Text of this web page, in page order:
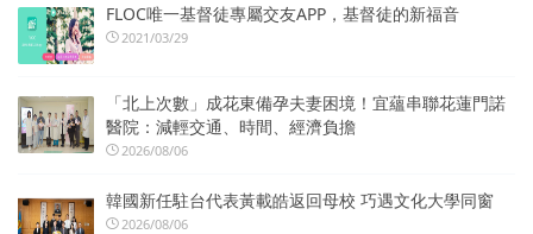
FLOC唯一基督徒專屬交友APP，基督徒的新福音
2021/03/29
「北上次數」成花東備孕夫妻困境！宜蘊串聯花蓮門諾
醫院：減輕交通、時間、經濟負擔
2026/08/06
韓國新任駐台代表黃載皓返回母校 巧遇文化大學同窗
2026/08/06